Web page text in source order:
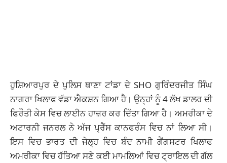
ਹੁਸ਼ਿਆਰਪੁਰ ਦੇ ਪੁਲਿਸ ਥਾਣਾ ਟਾਂਡਾ ਦੇ SHO ਗੁਰਿੰਦਰਜੀਤ ਸਿੰਘ
ਨਾਗਰਾ ਖਿਲਾਫ ਵੱਡਾ ਐਕਸ਼ਨ ਗਿਆ ਹੈ। ਉਨ੍ਹਾਂ ਨੂੰ 4 ਲੱਖ ਡਾਲਰ ਦੀ
ਫਿਰੌਤੀ ਕੇਸ ਵਿਚ ਲਾਈਨ ਹਾਜ਼ਰ ਕਰ ਦਿੱਤਾ ਗਿਆ ਹੈ। ਅਮਰੀਕਾ ਦੇ
ਅਟਾਰਨੀ ਜਨਰਲ ਨੇ ਅੱਜ ਪ੍ਰੈੱਸ ਕਾਨਫਰੰਸ ਵਿਚ ਨਾਂ ਲਿਆ ਸੀ।
ਇਸ ਵਿਚ ਭਾਰਤ ਦੀ ਜੇਲ੍ਹ ਵਿਚ ਬੰਦ ਨਾਮੀ ਗੈਂਗਸਟਰ ਖਿਲਾਫ
ਅਮਰੀਕਾ ਵਿਚ ਹੱਤਿਆ ਸਣੇ ਕਈ ਮਾਮਲਿਆਂ ਵਿਚ ਟ੍ਰਾਇਲ ਦੀ ਗੱਲ